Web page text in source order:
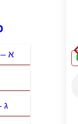
א
ג